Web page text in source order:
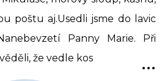
poštu aj.Usedli jsme do lavic
Panny Marie. Při
že vedle kos
...